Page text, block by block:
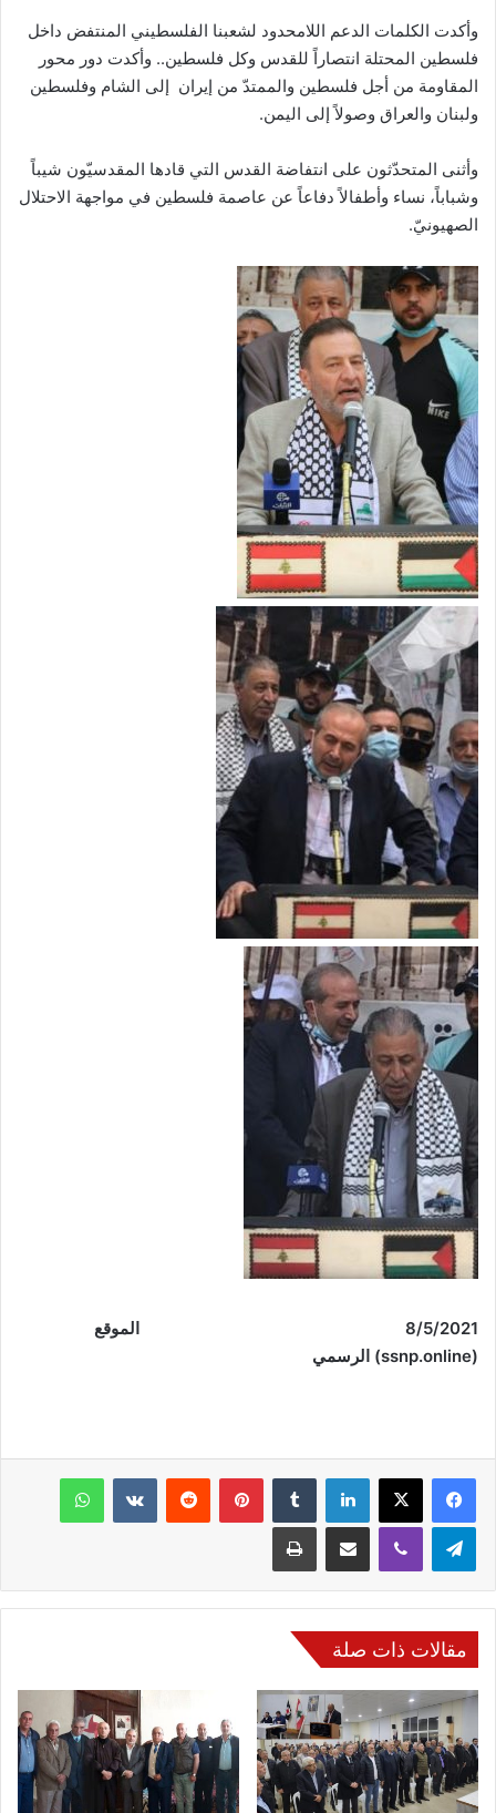
وأكدت الكلمات الدعم اللامحدود لشعبنا الفلسطيني المنتفض داخل
فلسطين المحتلة انتصاراً للقدس وكل فلسطين.. وأكدت دور محور
المقاومة من أجل فلسطين والممتدّ من إيران إلى الشام وفلسطين
ولبنان والعراق وصولاً إلى اليمن.
وأثنى المتحدّثون على انتفاضة القدس التي قادها المقدسيّون شيباً
وشباباً، نساء وأطفالاً دفاعاً عن عاصمة فلسطين في مواجهة الاحتلال
الصهيونيّ.
8/5/2021 الموقع
(
ssnp.online) الرسمي
فيسبوك لينكدإن بينتيريست
مقالات ذات صلة